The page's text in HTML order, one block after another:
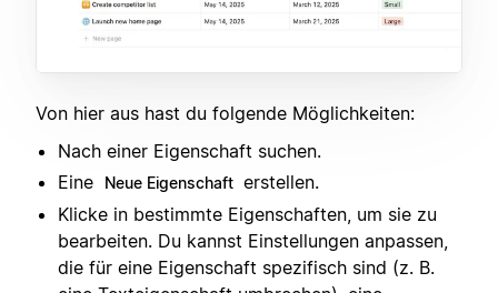
Von hier aus hast du folgende Möglichkeiten:
Nach einer Eigenschaft suchen.
Eine
Neue Eigenschaft erstellen.
Klicke in bestimmte Eigenschaften, um sie zu
bearbeiten. Du kannst Einstellungen anpassen,
die für eine Eigenschaft spezifisch sind (z. B.